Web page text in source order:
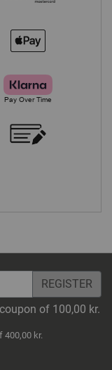
of 100,00 kr.
400,00 kr.